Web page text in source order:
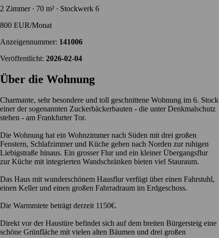
2 Zimmer ∙ 70 m² ∙ Stockwerk 6
800 EUR/Monat
Anzeigennummer: 141006
Veröffentlicht: 2026-02-04
Über die Wohnung
Charmante, sehr besondere und toll geschnittene Wohnung im 6. Stock
einer der sogenannten Zuckerbäckerbauten - die unter Denkmalschutz
stehen - am Frankfurter Tor.
Die Wohnung hat ein Wohnzimmer nach Süden mit drei großen
Fenstern, Schlafzimmer und Küche gehen nach Norden zur ruhigen
Liebigstraße hinaus. Ein grosser Flur und ein kleiner Übergangsflur
zur Küche mit integrierten Wandschränken bieten viel Stauraum.
Das Haus mit wunderschönem Hausflur verfügt über einen Fahrstuhl,
einen Keller und einen großen Fahrradraum im Erdgeschoss.
Die Warmmiete beträgt derzeit 1150€.
Direkt vor der Haustüre befindet sich auf dem breiten Bürgersteig eine
schöne Grünfläche mit vielen alten Bäumen und drei großen